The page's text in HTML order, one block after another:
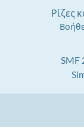
SMF
Ρίζες